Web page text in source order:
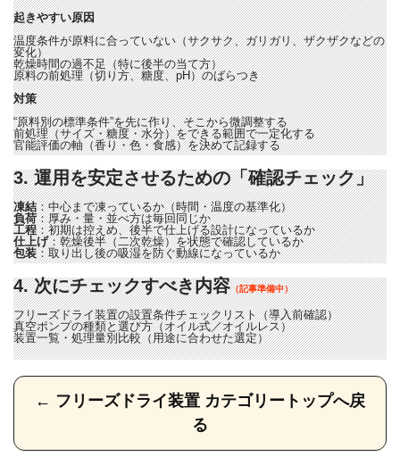
起きやすい原因
温度条件が原料に合っていない（サクサク、ガリガリ、ザクザクなどの
変化）
乾燥時間の過不足（特に後半の当て方）
原料の前処理（切り方、糖度、pH）のばらつき
対策
“原料別の標準条件”を先に作り、そこから微調整する
前処理（サイズ・糖度・水分）をできる範囲で一定化する
官能評価の軸（香り・色・食感）を決めて記録する
3. 運用を安定させるための「確認チェック」
凍結：中心まで凍っているか（時間・温度の基準化）
負荷：厚み・量・並べ方は毎回同じか
工程：初期は控えめ、後半で仕上げる設計になっているか
仕上げ：乾燥後半（二次乾燥）を状態で確認しているか
包装：取り出し後の吸湿を防ぐ動線になっているか
4. 次にチェックすべき内容（記事準備中）
フリーズドライ装置の設置条件チェックリスト（導入前確認）
真空ポンプの種類と選び方（オイル式／オイルレス）
装置一覧・処理量別比較（用途に合わせた選定）
← フリーズドライ装置 カテゴリートップへ戻
る